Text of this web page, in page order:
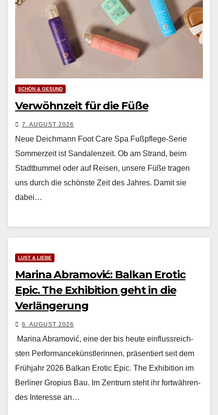
SCHÖN & GESUND
Verwöhnzeit für die Füße
7. AUGUST 2026
Neue Deichmann Foot Care Spa Fußpflege-Serie
Som­merzeit ist San­dalen­zeit. Ob am Strand, beim
Stadt­bum­mel oder auf Reisen, unsere Füße tra­gen
uns durch die schön­ste Zeit des Jahres. Damit sie
dabei…
LUST & LIEBE
Marina Abramović: Balkan Erotic
Epic. The Exhibition geht in die
Verlängerung
6. AUGUST 2026
Mari­na Abramović, eine der bis heute ein­flussre­ich­
sten Per­for­mancekün­st­lerin­nen, präsen­tiert seit dem
Früh­jahr 2026 Balkan Erot­ic Epic. The Exhi­bi­tion im
Berlin­er Gropius Bau. Im Zen­trum ste­ht ihr fortwähren­
des Inter­esse an…